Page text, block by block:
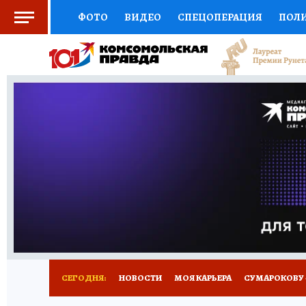
ФОТО ВИДЕО СПЕЦОПЕРАЦИЯ
СОЦПОДДЕРЖКА НАУКА АФИША
ВЫБОР ЭКСПЕРТОВ ДОКТОР
ПРОГНОЗЫ НА СПОРТ
НОВОЕ
СЕГОДНЯ: НОВОСТИ МОЯ КАРЬЕРА СУМАРОКОВУ